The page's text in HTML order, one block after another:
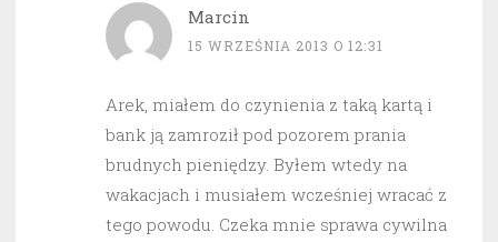
Marcin
15 WRZEŚNIA 2013 O 12:31
Arek, miałem do czynienia z taką kartą i
bank ją zamroził pod pozorem prania
brudnych pieniędzy. Byłem wtedy na
wakacjach i musiałem wcześniej wracać z
tego powodu. Czeka mnie sprawa cywilna